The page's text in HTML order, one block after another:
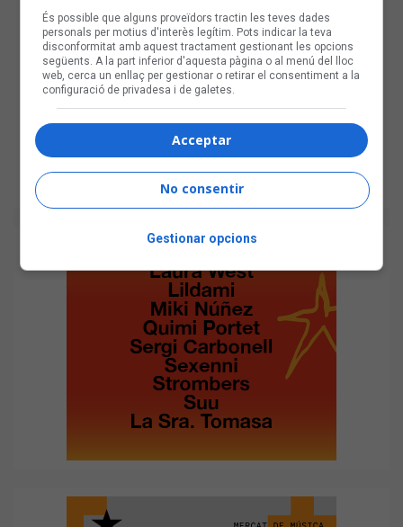
És possible que alguns proveïdors tractin les teves dades
personals per motius d'interès legítim. Pots indicar la teva
disconformitat amb aquest tractament gestionant les opcions
següents. A la part inferior d'aquesta pàgina o al menú del lloc
web, cerca un enllaç per gestionar o retirar el consentiment a la
configuració de privadesa i de galetes.
Acceptar
No consentir
Gestionar opcions